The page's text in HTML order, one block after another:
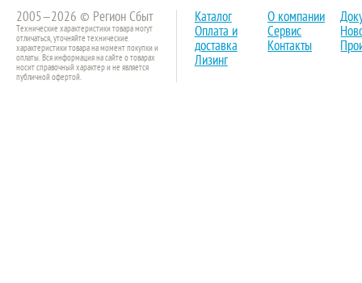
2005—2026 © Регион Сбыт
Технические характеристики товара могут
отличаться, уточняйте технические
характеристики товара на момент покупки и
оплаты. Вся информация на сайте о товарах
носит справочный характер и не является
публичной офертой.
Каталог
Оплата и
доставка
Лизинг
О компании
Сервис
Контакты